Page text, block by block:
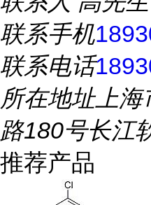
联系手机
联系电话
所在地址上海
路180号长江
推荐产品